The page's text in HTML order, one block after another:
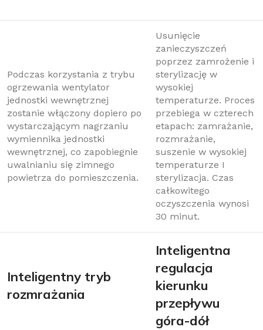
Podczas korzystania z trybu
ogrzewania wentylator
jednostki wewnętrznej
zostanie włączony dopiero po
wystarczającym nagrzaniu
wymiennika jednostki
wewnętrznej, co zapobiegnie
uwalnianiu się zimnego
powietrza do pomieszczenia.
Usunięcie
zanieczyszczeń
poprzez zamrożenie i
sterylizację w
wysokiej
temperaturze. Proces
przebiega w czterech
etapach: zamrażanie,
rozmrażanie,
suszenie w wysokiej
temperaturze I
sterylizacja. Czas
całkowitego
oczyszczenia wynosi
30 minut.
Inteligentny tryb
rozmrażania
Inteligentna
regulacja
kierunku
przepływu
góra-dół